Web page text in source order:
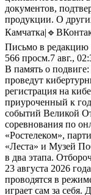
документов,
продукции. О
Письмо в редакцию
566 просм.7 авг.,
В память о
проведут
регистрация на
приуроченный к
событий Великой
соревнования по
«Ростелеком»,
«Леста» и Музей
в два этапа.
23 августа 2026
проводятся в
играет сам за себя.